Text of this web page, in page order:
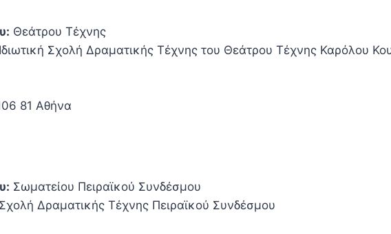
Θεάτρου Τέχνης
Σχολή Δραματικής Τέχνης του Θεάτρου Τέχνης Καρόλου
81 Αθήνα
Σωματείου Πειραϊκού Συνδέσμου
Δραματικής Τέχνης Πειραϊκού Συνδέσμου